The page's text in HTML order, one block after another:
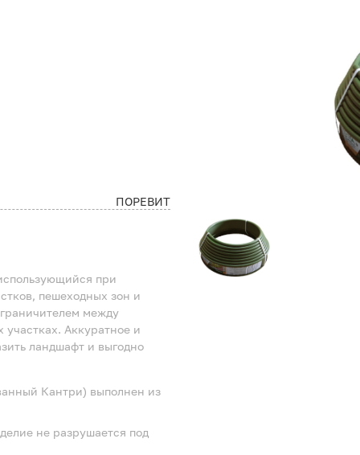
ПОРЕВИТ
при
пешеходных зон и
между
Аккуратное и
ландшафт и выгодно
Кантри) выполнен из
не разрушается под